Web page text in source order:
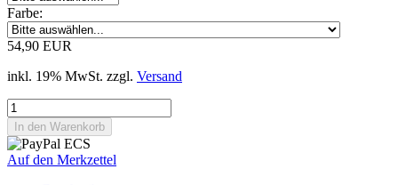
Farbe:
54,90 EUR
inkl. 19% MwSt. zzgl. Versand
Auf den Merkzettel